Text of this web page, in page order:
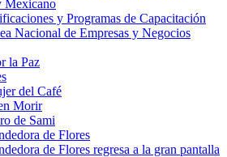
Mexicano
y Programas de Capacitación
Nacional de Empresas y Negocios
la Paz
del Café
Morir
de Sami
de Flores
de Flores regresa a la gran pantalla